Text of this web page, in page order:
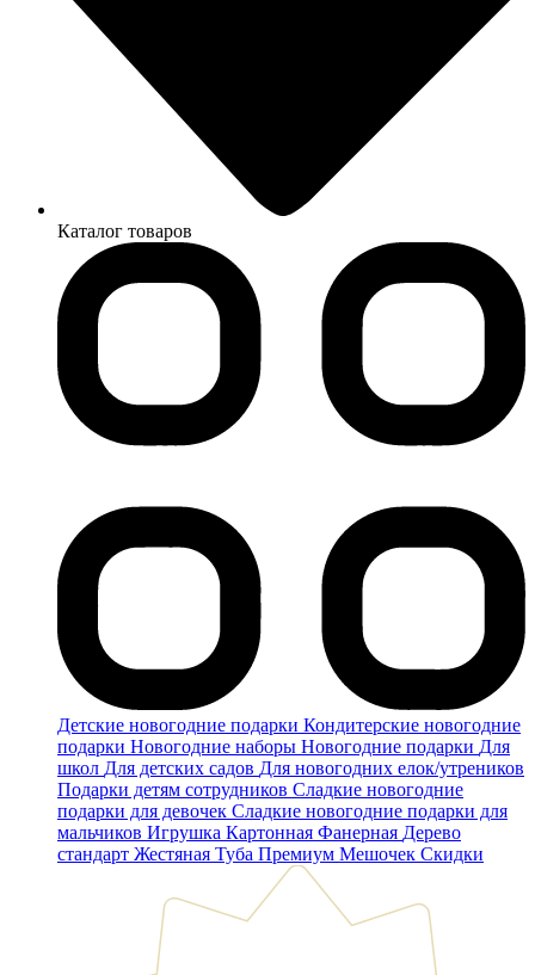
Каталог товаров
Детские новогодние подарки Кондитерские новогодние
подарки Новогодние наборы Новогодние подарки Для
школ Для детских садов Для новогодних елок/утреников
Подарки детям сотрудников Сладкие новогодние
подарки для девочек Сладкие новогодние подарки для
мальчиков Игрушка Картонная Фанерная Дерево
стандарт Жестяная Туба Премиум Мешочек Скидки